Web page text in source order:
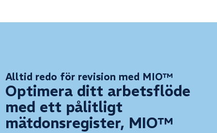
Alltid redo för revision med MIO™
Optimera ditt arbetsflöde
med ett pålitligt
mätdonsregister, MIO™